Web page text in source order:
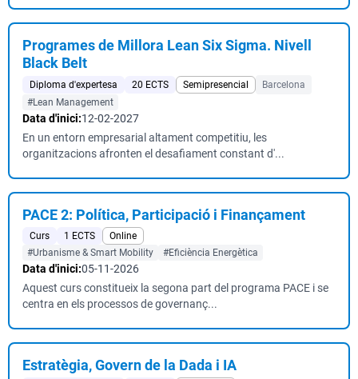
Programes de Millora Lean Six Sigma. Nivell
Black Belt
Diploma d'expertesa 20 ECTS Semipresencial
Barcelona
#Lean Management
Data d'inici:12-02-2027
En un entorn empresarial altament competitiu, les
organitzacions afronten el desafiament constant d'...
PACE 2: Política, Participació i Finançament
Curs 1 ECTS
Online
#Urbanisme & Smart Mobility
#Eficiència Energètica
Data d'inici:05-11-2026
Aquest curs constitueix la segona part del programa PACE i se
centra en els processos de governanç...
Estratègia, Govern de la Dada i IA